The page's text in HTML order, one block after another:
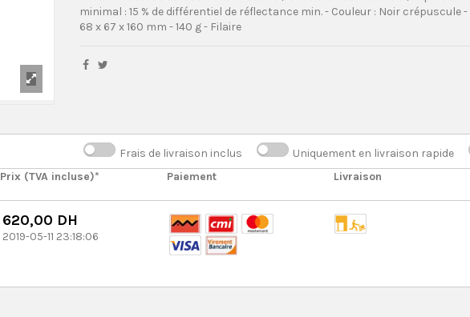
minimal : 15 % de différentiel de réflectance min. - Couleur : Noir crépuscule -
68 x 67 x 160 mm - 140 g - Filaire
Frais de livraison inclus Uniquement en livraison rapide
Prix (TVA incluse)* Paiement Livraison
620,00 DH
2019-05-11 23:18:06